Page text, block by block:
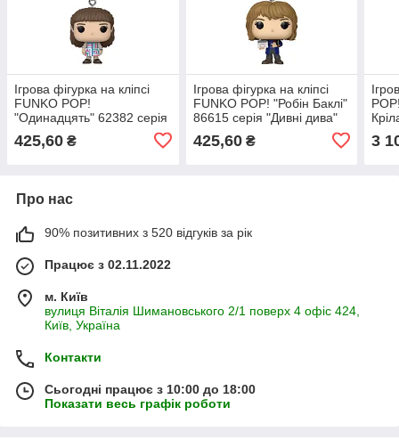
Ігрова фігурка на кліпсі
FUNKO POP!
"Одинадцять" 62382 серія
425,60 ₴
Ігрова фігурка на кліпсі
FUNKO POP! "Робін Баклі"
86615 серія "Дивні дива"
425,60₴ 3
Про нас
90% позитивних з 520 відгуків за рік
Працює з 02.11.2022
м. Київ
вулиця Віталія Шимановського 2/1 поверх 4 офіс 424,
Київ, Україна
Контакти
Сьогодні працює з 10:00 до 18:00
Показати весь графік роботи